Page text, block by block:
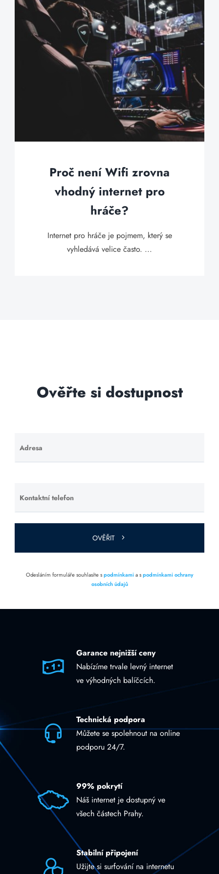
Proč není Wifi zrovna
vhodný internet pro
hráče?
Internet pro hráče je pojmem, který se
vyhledává velice často. ...
Ověřte si dostupnost
Adresa
Ponechte
toto pole
Kontaktní telefon
Ponechte
toto pole
prázdné.
OVĚŘIT
Odesláním formuláře souhlasíte spodmínkamia spodmínkami ochrany
osobních údajů
Garance nejnižší ceny
Nabízíme trvale levný internet
ve výhodných balíčcích.
Technická podpora
Můžete se spolehnout na online
podporu 24/7.
99% pokrytí
Náš internet je dostupný ve
všech částech Prahy.
Stabilní připojení
Užijte si surfování na internetu